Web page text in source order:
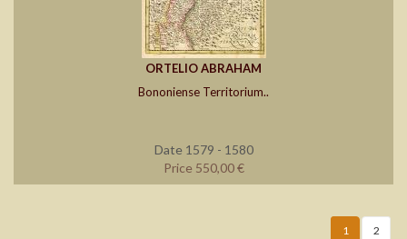
ORTELIO ABRAHAM
Bononiense Territorium..
Date 1579 - 1580
Price 550,00 €
1 2